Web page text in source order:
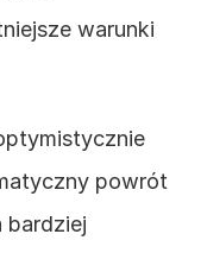
warunki
powrót
bardziej